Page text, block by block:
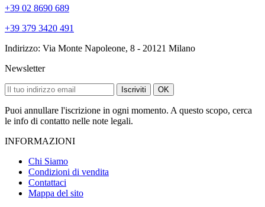
+39 02 8690 689
+39 379 3420 491
Indirizzo: Via Monte Napoleone, 8 - 20121 Milano
Newsletter
Iscriviti OK
Puoi annullare l'iscrizione in ogni momento. A questo scopo, cerca
le info di contatto nelle note legali.
INFORMAZIONI
Chi Siamo
Condizioni di vendita
Contattaci
Mappa del sito